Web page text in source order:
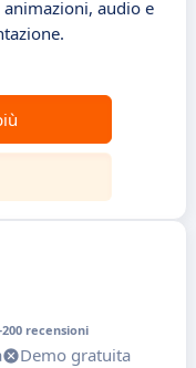
audio e
recensioni
Demo gratuita